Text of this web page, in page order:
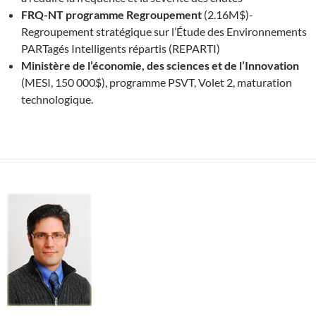
FRQ-NT programme Regroupement (2.16M$)-
Regroupement stratégique sur l’Étude des Environnements
PARTagés Intelligents répartis (REPARTI)
Ministère de l’économie, des sciences et de l’Innovation
(MESI, 150 000$), programme PSVT, Volet 2, maturation
technologique.